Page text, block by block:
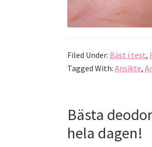
Filed Under: Bäst i test,
Tagged With: Ansikte,
Bästa
hela dagen!